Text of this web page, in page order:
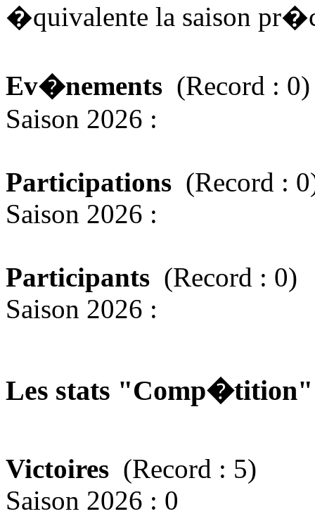
�quivalente la saison
Ev�nements (Record : 0)
Saison 2026 :
Participations (Record :
Saison 2026 :
Participants (Record : 0)
Saison 2026 :
Les stats
Victoires (Record : 5)
Saison 2026 : 0